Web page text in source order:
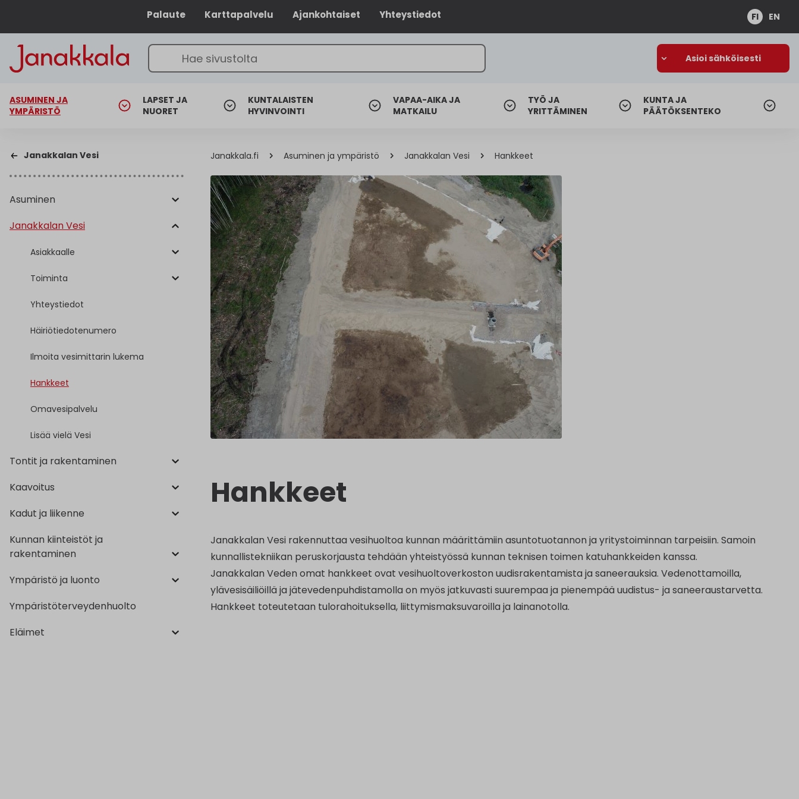
Palaute Karttapalvelu Ajankohtaiset Yhteystiedot FI EN
Asioi sähköisesti
ASUMINEN JA
YMPÄRISTÖ
LAPSET JA
NUORET
KUNTALAISTEN
HYVINVOINTI
VAPAA-AIKA JA
MATKAILU
TYÖ JA
YRITTÄMINEN
KUNTA JA
PÄÄTÖKSENTEKO
Janakkalan Vesi
Asuminen
Janakkalan Vesi
Asiakkaalle
Toiminta
Yhteystiedot
Häiriötiedotenumero
Ilmoita vesimittarin lukema
Hankkeet
Omavesipalvelu
Lisää vielä Vesi
Tontit ja rakentaminen
Kaavoitus
Kadut ja liikenne
Kunnan kiinteistöt ja
rakentaminen
Ympäristö ja luonto
Ympäristöterveydenhuolto
Eläimet
Janakkala.fi Asuminen ja ympäristö Janakkalan Vesi Hankkeet
Hankkeet
Janakkalan Vesi rakennuttaa vesihuoltoa kunnan määrittämiin asuntotuotannon ja yritystoiminnan tarpeisiin. Samoin
kunnallistekniikan peruskorjausta tehdään yhteistyössä kunnan teknisen toimen katuhankkeiden kanssa.
Janakkalan Veden omat hankkeet ovat vesihuoltoverkoston uudisrakentamista ja saneerauksia. Vedenottamoilla,
ylävesisäiliöillä ja jätevedenpuhdistamolla on myös jatkuvasti suurempaa ja pienempää uudistus- ja saneeraustarvetta.
Hankkeet toteutetaan tulorahoituksella, liittymismaksuvaroilla ja lainanotolla.